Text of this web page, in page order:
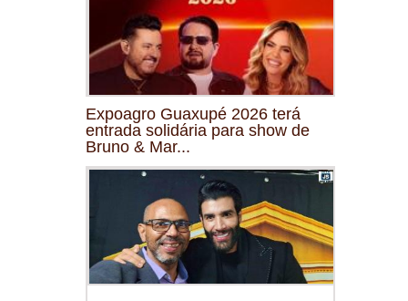
Expoagro Guaxupé 2026 terá
entrada solidária para show de
Bruno & Mar...